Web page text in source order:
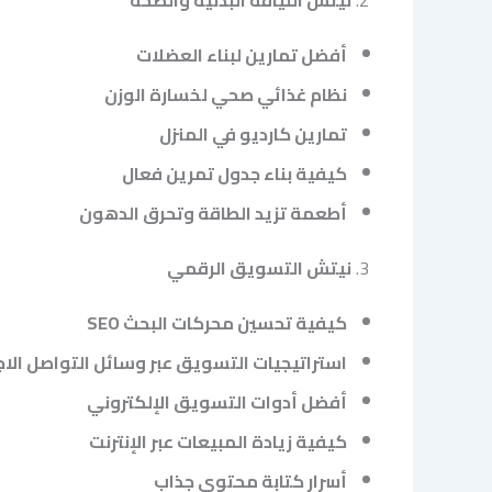
أفضل تمارين لبناء العضلات
نظام غذائي صحي لخسارة الوزن
تمارين كارديو في المنزل
كيفية بناء جدول تمرين فعال
أطعمة تزيد الطاقة وتحرق الدهون
3. نيتش التسويق الرقمي
كيفية تحسين محركات البحث SEO
استراتيجيات التسويق عبر وسائل التواصل
أفضل أدوات التسويق الإلكتروني
كيفية زيادة المبيعات عبر الإنترنت
أسرار كتابة محتوى جذاب